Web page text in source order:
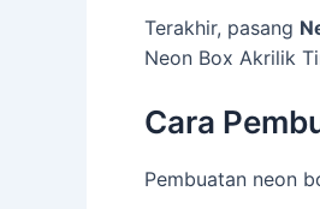
Terakhir, pasang
Neon Box Akrilik
Cara
Pembuatan neon